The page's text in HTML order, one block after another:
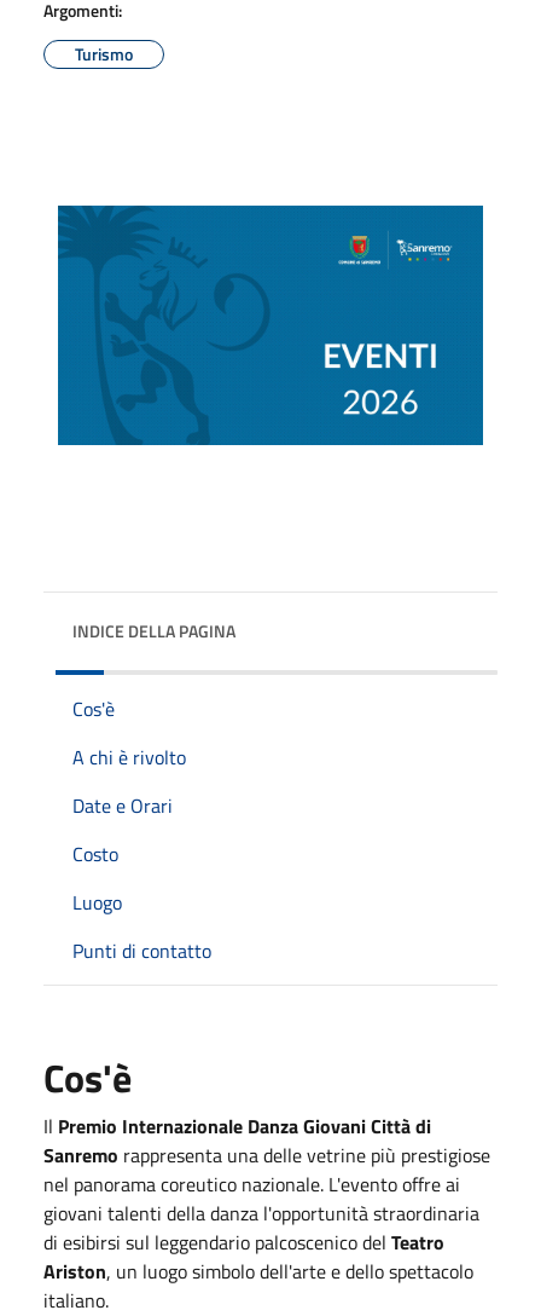
Argomenti:
Turismo
INDICE DELLA PAGINA
Cos'è
A chi è rivolto
Date e Orari
Costo
Luogo
Punti di contatto
Cos'è
Il Premio Internazionale Danza Giovani Città di
Sanremo rappresenta una delle vetrine più prestigiose
nel panorama coreutico nazionale. L'evento offre ai
giovani talenti della danza l'opportunità straordinaria
di esibirsi sul leggendario palcoscenico del Teatro
Ariston, un luogo simbolo dell'arte e dello spettacolo
italiano.